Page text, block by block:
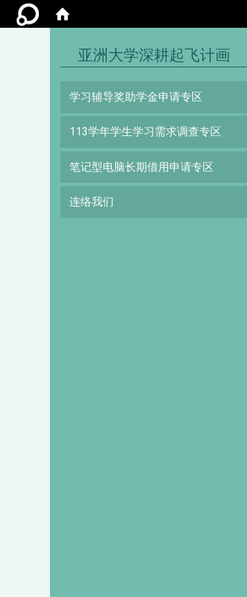
亚洲大学深耕起飞计画
学习辅导奖助学金申请专区
113学年学生学习需求调查专区
笔记型电脑长期借用申请专区
连络我们